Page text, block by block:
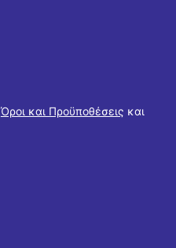
Όροι και Προϋποθέσεις και